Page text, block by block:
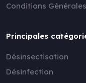
Conditions
Principales
Désinsectisation
Désinfection